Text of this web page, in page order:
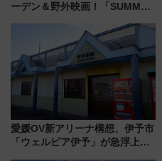
ーデン＆野外映画！「SUMMER
ケジュール 夜風とビール、映画
を満喫！
愛媛OV新アリーナ構想、伊予市
「ウェルピア伊予」が急浮上！